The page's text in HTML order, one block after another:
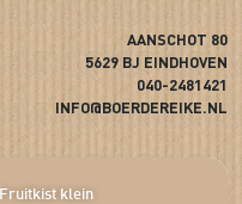
AANSCHOT 80
5629 BJ EINDHOVEN
040-2481421
INFO@BOERDEREIKE.NL
Fruitkist klein